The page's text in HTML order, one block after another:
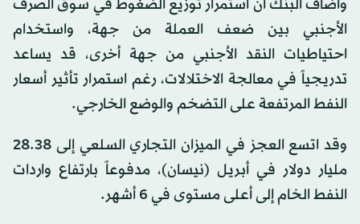
وأضاف البنك أن استمرار توزيع الضغوط في سوق الصرف
الأجنبي بين ضعف العملة من جهة، واستخدام
احتياطيات النقد الأجنبي من جهة أخرى، قد يساعد
تدريجياً في معالجة الاختلالات، رغم استمرار تأثير أسعار
النفط المرتفعة على التضخم والوضع الخارجي.
وقد اتسع العجز في الميزان التجاري السلعي إلى 28.38
مليار دولار في أبريل (نيسان)، مدفوعاً بارتفاع واردات
النفط الخام إلى أعلى مستوى في 6 أشهر.